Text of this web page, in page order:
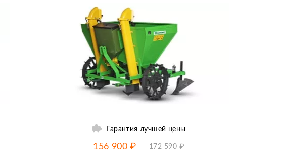
Гарантия лучшей цены
-10% от цены до08.08
156 900 ₽ 172 590 ₽